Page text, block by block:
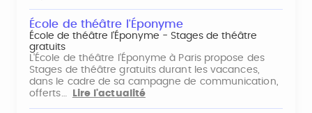
École de théâtre l'Éponyme
École de théâtre l'Éponyme - Stages de théâtre
gratuits
L'École de théâtre l'Éponyme à Paris propose des
Stages de théâtre gratuits durant les vacances,
dans le cadre de sa campagne de communication,
offerts…
Lire l'actualité